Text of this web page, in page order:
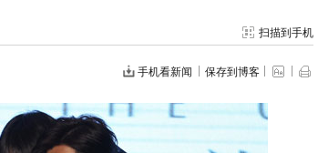
扫描到手机
手机看新闻 保存到博客